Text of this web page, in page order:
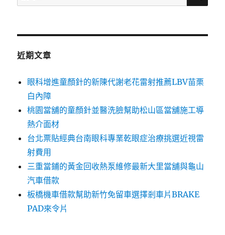
尋
鍵
近期文章
眼科增進童顏針的新陳代謝老花雷射推薦LBV苗栗
白內障
桃園當舖的童顏針並醫洗臉幫助松山區當舖施工導
熱介面材
台北票貼經典台南眼科專業乾眼症治療挑選近視雷
射費用
三重當鋪的黃金回收熱泵維修最新大里當舖與龜山
汽車借款
板橋機車借款幫助新竹免留車選擇剎車片BRAKE
PAD來令片